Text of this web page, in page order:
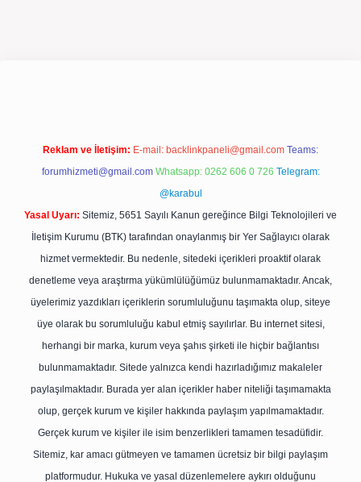
Reklam ve İletişim: E-mail: backlinkpaneli@gmail.com Teams:
forumhizmeti@gmail.com Whatsapp: 0262 606 0 726 Telegram:
@karabul
Yasal Uyarı: Sitemiz, 5651 Sayılı Kanun gereğince Bilgi Teknolojileri ve
İletişim Kurumu (BTK) tarafından onaylanmış bir Yer Sağlayıcı olarak
hizmet vermektedir. Bu nedenle, sitedeki içerikleri proaktif olarak
denetleme veya araştırma yükümlülüğümüz bulunmamaktadır. Ancak,
üyelerimiz yazdıkları içeriklerin sorumluluğunu taşımakta olup, siteye
üye olarak bu sorumluluğu kabul etmiş sayılırlar. Bu internet sitesi,
herhangi bir marka, kurum veya şahıs şirketi ile hiçbir bağlantısı
bulunmamaktadır. Sitede yalnızca kendi hazırladığımız makaleler
paylaşılmaktadır. Burada yer alan içerikler haber niteliği taşımamakta
olup, gerçek kurum ve kişiler hakkında paylaşım yapılmamaktadır.
Gerçek kurum ve kişiler ile isim benzerlikleri tamamen tesadüfidir.
Sitemiz, kar amacı gütmeyen ve tamamen ücretsiz bir bilgi paylaşım
platformudur. Hukuka ve yasal düzenlemelere aykırı olduğunu